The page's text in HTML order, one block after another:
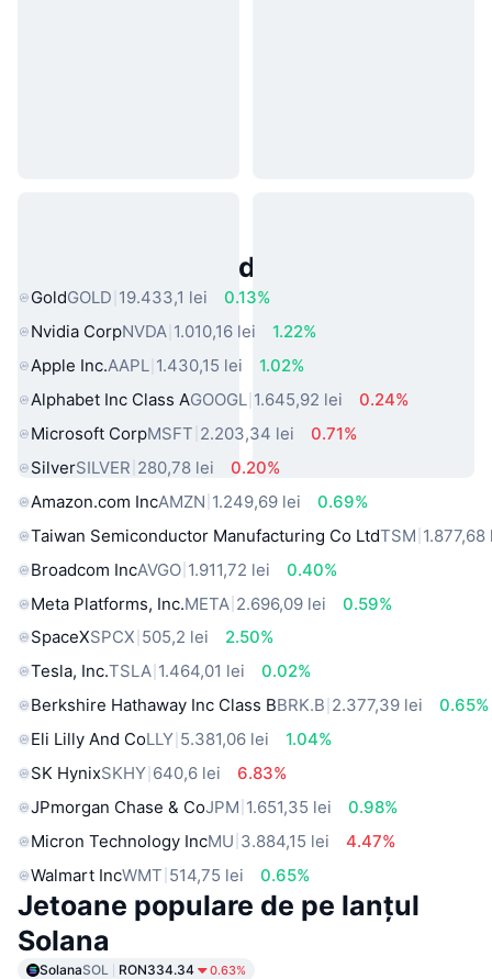
Active Populare din Lumea Reală
GoldGOLD 19.433,1 lei
0.13%
Nvidia CorpNVDA 1.010,16 lei
1.22%
Apple Inc.AAPL 1.430,15 lei
1.02%
Alphabet Inc Class AGOOGL 1.645,92 lei
0.24%
Microsoft CorpMSFT 2.203,34 lei
0.71%
SilverSILVER 280,78 lei
0.20%
Amazon.com IncAMZN 1.249,69 lei
0.69%
Taiwan Semiconductor Manufacturing Co LtdTSM 1.877,68
Broadcom IncAVGO 1.911,72 lei
0.40%
Meta Platforms, Inc.META 2.696,09 lei
0.59%
SpaceXSPCX 505,2 lei
2.50%
Tesla, Inc.TSLA 1.464,01 lei
0.02%
Berkshire Hathaway Inc Class BBRK.B 2.377,39 lei
0.65%
Eli Lilly And CoLLY 5.381,06 lei
1.04%
SK HynixSKHY 640,6 lei
6.83%
JPmorgan Chase & CoJPM 1.651,35 lei
0.98%
Micron Technology IncMU 3.884,15 lei
4.47%
Walmart IncWMT 514,75 lei 0.65%
Jetoane populare de pe lanțul
Solana
SolanaSOL RON334.34 0.63%